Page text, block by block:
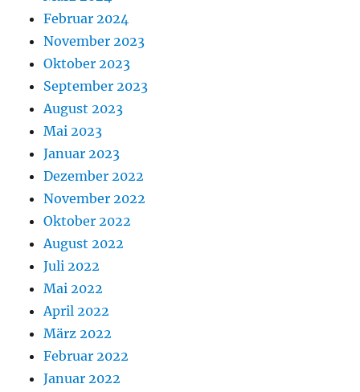
Februar 2024
November 2023
Oktober 2023
September 2023
August 2023
Mai 2023
Januar 2023
Dezember 2022
November 2022
Oktober 2022
August 2022
Juli 2022
Mai 2022
April 2022
März 2022
Februar 2022
Januar 2022